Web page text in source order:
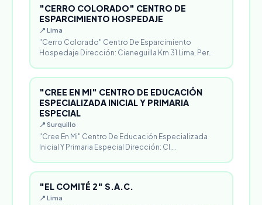
"CERRO COLORADO" CENTRO DE
ESPARCIMIENTO HOSPEDAJE
📍 Lima
"Cerro Colorado" Centro De Esparcimiento
Hospedaje Dirección: Cieneguilla Km 31 Lima, Per…
"CREE EN MI" CENTRO DE EDUCACIÓN
ESPECIALIZADA INICIAL Y PRIMARIA
ESPECIAL
📍 Surquillo
"Cree En Mi" Centro De Educación Especializada
Inicial Y Primaria Especial Dirección: Cl.…
"EL COMITÉ 2" S.A.C.
📍 Lima